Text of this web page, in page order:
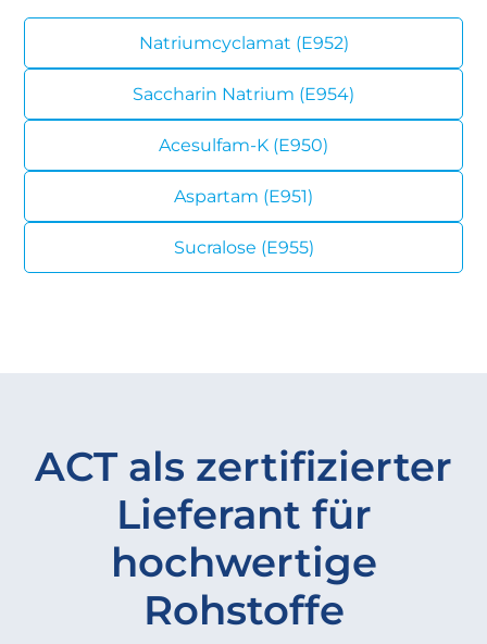
Natriumcyclamat (E952)
Saccharin Natrium (E954)
Acesulfam-K (E950)
Aspartam (E951)
Sucralose (E955)
ACT als zertifizierter
Lieferant für
hochwertige
Rohstoffe